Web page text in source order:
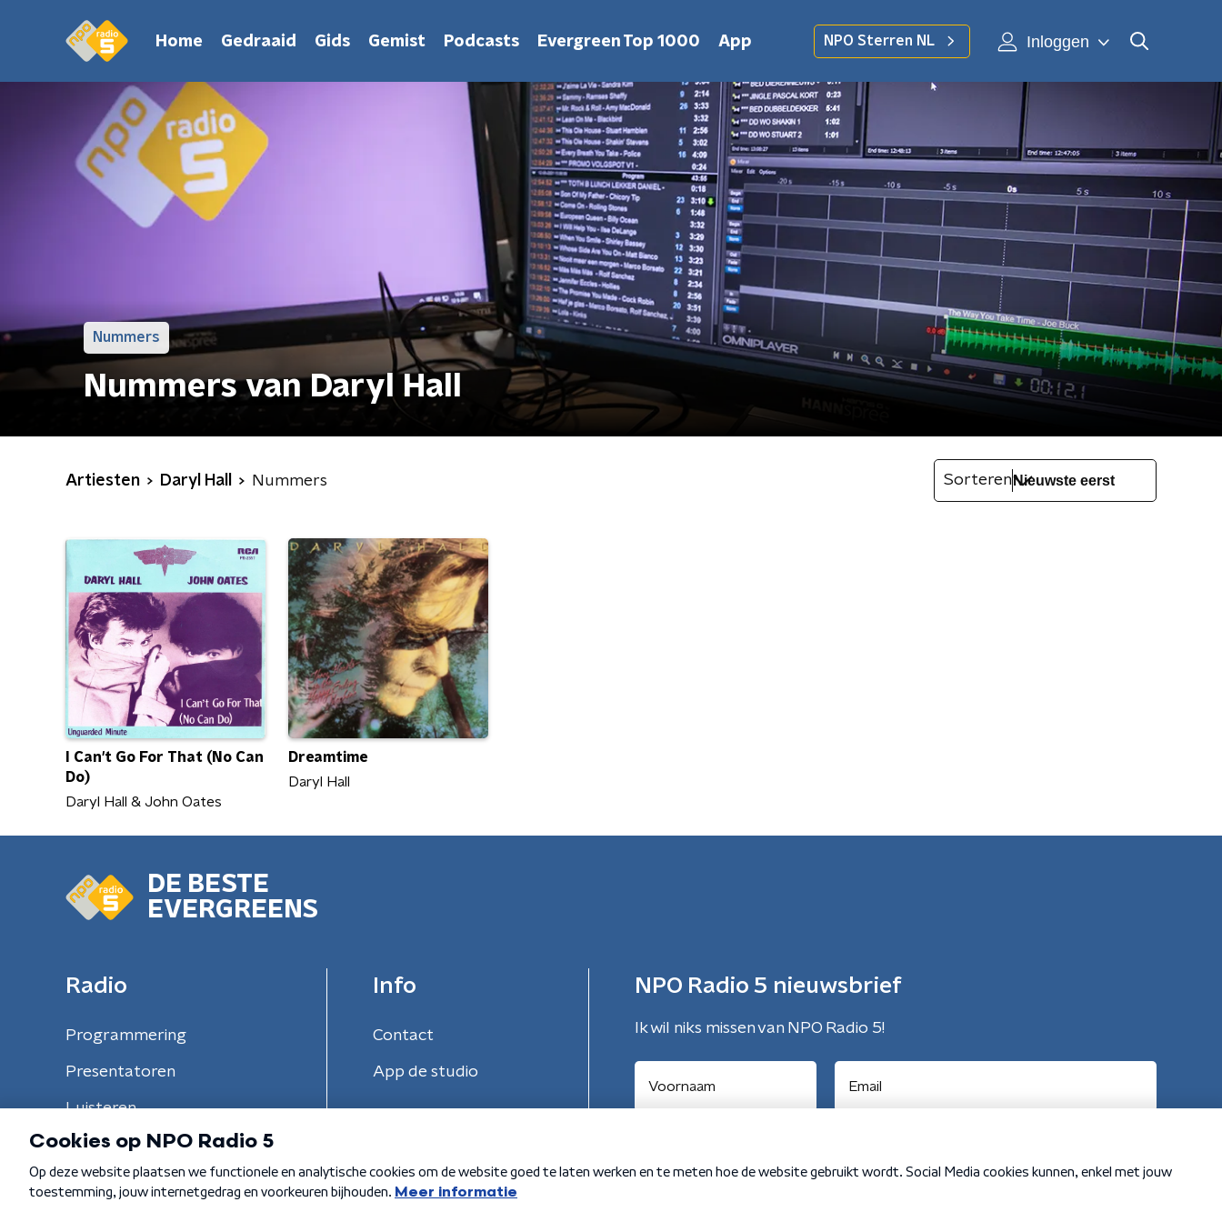
Home Gedraaid Gids Gemist Podcasts Evergreen Top 1000 App NPO Sterren NL Inloggen
Nummers
Nummers van Daryl Hall
Artiesten Daryl Hall Nummers Sorteren
I Can't Go For That (No Can
Do)
Daryl Hall & John Oates
Dreamtime
Daryl Hall
DE BESTE
EVERGREENS
Radio
Programmering
Presentatoren
Luisteren
Info
Contact
App de studio
NPO Radio 5 nieuwsbrief
Ik wil niks missen van NPO Radio 5!
Algemene voorwaarden Privacybeleid